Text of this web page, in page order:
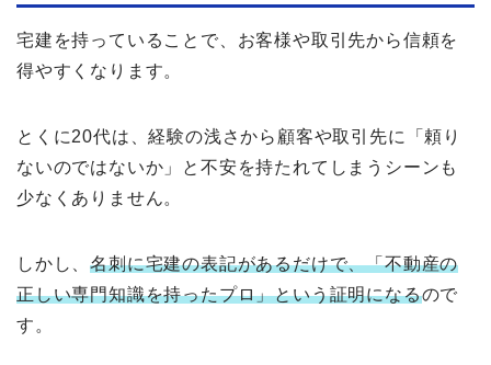
宅建を持っていることで、お客様や取引先から信頼を
得やすくなります。
とくに20代は、経験の浅さから顧客や取引先に「頼り
ないのではないか」と不安を持たれてしまうシーンも
少なくありません。
しかし、名刺に宅建の表記があるだけで、「不動産の
正しい専門知識を持ったプロ」という証明になるので
す。